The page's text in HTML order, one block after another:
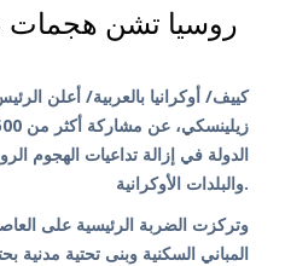
روسيا تشن هجمات
كييف/ أوكرانيا بالعربية/ أعلن
الدولة في إزالة تداعيات الهجوم
والبلدات الأوكرانية.
وتركزت الضربة الرئيسية على
المباني السكنية وبنى تحتية مدنية